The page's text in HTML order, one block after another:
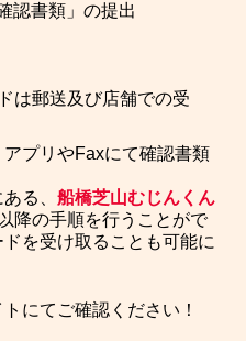
認書類」の提出
は郵送及び店舗での受
プリやFaxにて確認書類
る、 船橋芝山むじんくん
降の手順を行うことがで
を受け取ることも可能に
にてご確認ください！